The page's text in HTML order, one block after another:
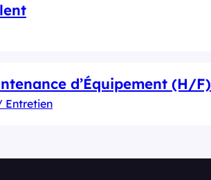
d’Équipement (H/F)
Entretien